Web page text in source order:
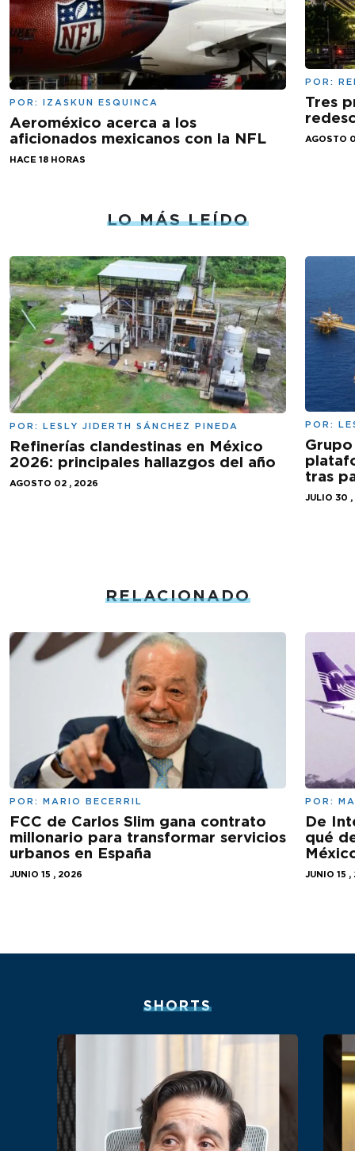
POR: IZASKUN ESQUINCA
Aeroméxico acerca a los
aficionados mexicanos con la NFL
HACE 18 HORAS
POR:
Tres
AGOSTO
LO MÁS LEÍDO
POR: LESLY JIDERTH SÁNCHEZ PINEDA
Refinerías clandestinas en México
2026: principales hallazgos del año
AGOSTO 02 , 2026
POR:
tras
JULIO 30
RELACIONADO
POR: MARIO BECERRIL
FCC de Carlos Slim gana contrato
millonario para transformar servicios
urbanos en España
JUNIO 15 , 2026
POR:
De
qué
JUNIO 15
SHORTS